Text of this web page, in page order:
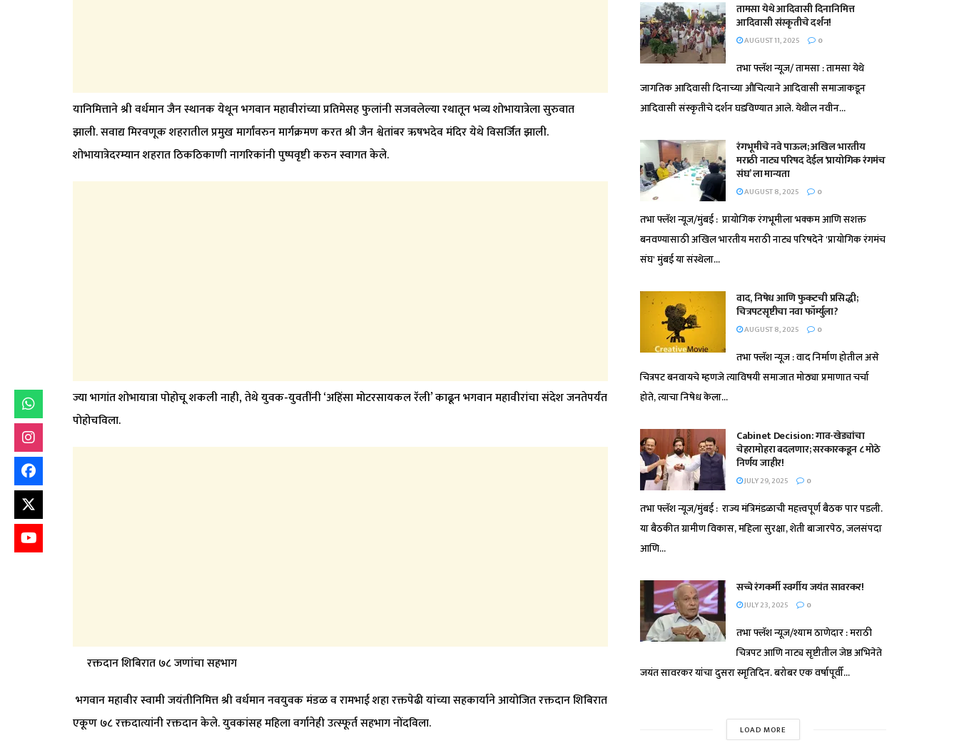
यानिमित्ताने श्री वर्धमान जैन स्थानक येथून भगवान महावीरांच्या प्रतिमेसह फुलांनी सजवलेल्या रथातून भव्य शोभायात्रेला सुरुवात
झाली. सवाद्य मिरवणूक शहरातील प्रमुख मार्गांवरुन मार्गक्रमण करत श्री जैन श्वेतांबर ऋषभदेव मंदिर येथे विसर्जित झाली.
शोभायात्रेदरम्यान शहरात ठिकठिकाणी नागरिकांनी पुष्पवृष्टी करुन स्वागत केले.
ज्या भागांत शोभायात्रा पोहोचू शकली नाही, तेथे युवक-युवतींनी ‘अहिंसा मोटरसायकल रॅली’ काढून भगवान महावीरांचा संदेश जनतेपर्यंत
पोहोचविला.
रक्तदान शिबिरात ७८ जणांचा सहभाग
भगवान महावीर स्वामी जयंतीनिमित्त श्री वर्धमान नवयुवक मंडळ व रामभाई शहा रक्तपेढी यांच्या सहकार्याने आयोजित रक्तदान शिबिरात
एकूण ७८ रक्तदात्यांनी रक्तदान केले. युवकांसह महिला वर्गानेही उत्स्फूर्त सहभाग नोंदविला.
तामसा येथे आदिवासी दिनानिमित्त
आदिवासी संस्कृतीचे दर्शन!
AUGUST 11, 2025 0
तभा फ्लॅश न्यूज/ तामसा : तामसा येथे
जागतिक आदिवासी दिनाच्या औचित्याने आदिवासी समाजाकडून
आदिवासी संस्कृतीचे दर्शन घडविण्यात आले. येथील नवीन...
रंगभूमीचे नवे पाऊल; अखिल भारतीय
मराठी नाट्य परिषद देईल ‘प्रायोगिक रंगमंच
संघ’ ला मान्यता
AUGUST 8, 2025 0
तभा फ्लॅश न्यूज/मुंबई : प्रायोगिक रंगभूमीला भक्कम आणि सशक्त
बनवण्यासाठी अखिल भारतीय मराठी नाट्य परिषदेने 'प्रायोगिक रंगमंच
संघ' मुंबई या संस्थेला...
वाद, निषेध आणि फुकटची प्रसिद्धी;
चित्रपटसृष्टीचा नवा फॉर्म्युला?
AUGUST 8, 2025 0
तभा फ्लॅश न्यूज : वाद निर्माण होतील असे
चित्रपट बनवायचे म्हणजे त्याविषयी समाजात मोठ्या प्रमाणात चर्चा
होते, त्याचा निषेध केला...
Cabinet Decision: गाव-खेड्यांचा
चेहरामोहरा बदलणार; सरकारकडून ८ मोठे
निर्णय जाहीर!
JULY 29, 2025 0
तभा फ्लॅश न्यूज/मुंबई : राज्य मंत्रिमंडळाची महत्त्वपूर्ण बैठक पार पडली.
या बैठकीत ग्रामीण विकास, महिला सुरक्षा, शेती बाजारपेठ, जलसंपदा
आणि...
सच्चे रंगकर्मी स्वर्गीय जयंत सावरकर!
JULY 23, 2025 0
तभा फ्लॅश न्यूज/श्याम ठाणेदार : मराठी
चित्रपट आणि नाट्य सृष्टीतील जेष्ठ अभिनेते
जयंत सावरकर यांचा दुसरा स्मृतिदिन. बरोबर एक वर्षापूर्वी...
LOAD MORE